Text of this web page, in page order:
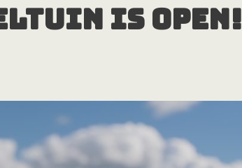
is open!